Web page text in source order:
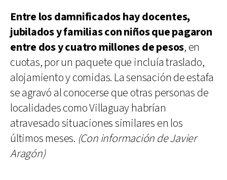
Entre los damnificados hay docentes,
jubilados y familias con niños que pagaron
entre dos y cuatro millones de pesos, en
cuotas, por un paquete que incluía traslado,
alojamiento y comidas. La sensación de estafa
se agravó al conocerse que otras personas de
localidades como Villaguay habrían
atravesado situaciones similares en los
últimos meses. (Con información de Javier
Aragón)